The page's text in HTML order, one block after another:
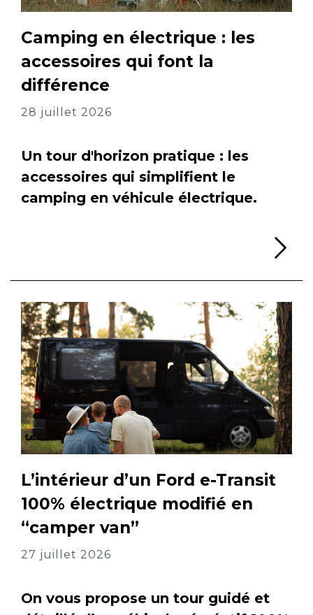
Camping en électrique : les
accessoires qui font la
différence
28 juillet 2026
Un tour d'horizon pratique : les
accessoires qui simplifient le
camping en véhicule électrique.
L’intérieur d’un Ford e-Transit
100% électrique modifié en
“camper van”
27 juillet 2026
On vous propose un tour guidé et